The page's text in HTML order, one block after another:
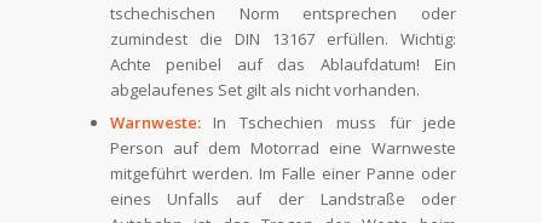
tschechischen Norm entsprechen oder
zumindest die DIN 13167 erfüllen. Wichtig:
Achte penibel auf das Ablaufdatum! Ein
abgelaufenes Set gilt als nicht vorhanden.
Warnweste:In Tschechien muss für jede
Person auf dem Motorrad eine Warnweste
mitgeführt werden. Im Falle einer Panne oder
eines Unfalls auf der Landstraße oder